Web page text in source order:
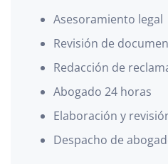
Asesoramiento legal
Revisión de
Redacción de
Abogado 24 horas
Elaboración y
Despacho de